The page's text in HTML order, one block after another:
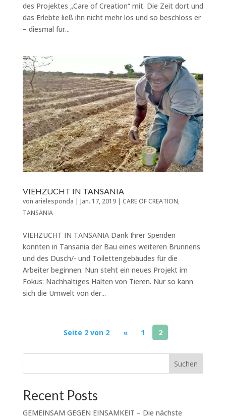
des Projektes „Care of Creation“ mit. Die Zeit dort und
das Erlebte ließ ihn nicht mehr los und so beschloss er
– diesmal für...
VIEHZUCHT IN TANSANIA
von arielesponda | Jan. 17, 2019| CARE OF CREATION,
TANSANIA
VIEHZUCHT IN TANSANIA Dank Ihrer Spenden
konnten in Tansania der Bau eines weiteren Brunnens
und des Dusch/- und Toilettengebäudes für die
Arbeiter beginnen. Nun steht ein neues Projekt im
Fokus: Nachhaltiges Halten von Tieren. Nur so kann
sich die Umwelt von der...
Seite 2 von 2 « 1 2
Suchen
Recent Posts
GEMEINSAM GEGEN EINSAMKEIT – Die nächste